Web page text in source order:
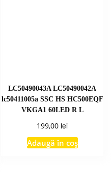
LC50490043A LC50490042A
lc50411005a SSC HS HC500EQF
VKGA1 60LED R L
199,00 lei
Adaugă în coș